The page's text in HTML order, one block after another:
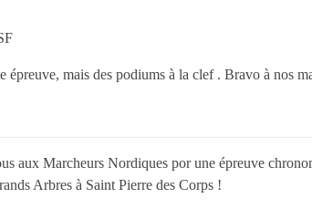
épreuve, mais des podiums à la clef . Bravo à nos
aux Marcheurs Nordiques por une épreuve
Arbres à Saint Pierre des Corps !